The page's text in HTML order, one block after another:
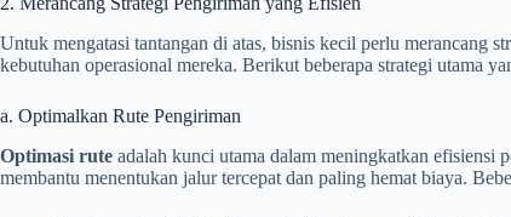
Untuk mengatasi tantangan di atas, bisnis kecil perlu merancang
kebutuhan operasional mereka. Berikut beberapa strategi utama
a. Optimalkan Rute Pengiriman
Optimasi rute adalah kunci utama dalam meningkatkan efisiensi
membantu menentukan jalur tercepat dan paling hemat biaya.